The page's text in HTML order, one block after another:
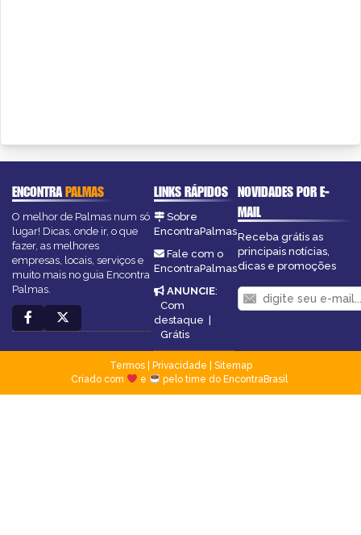
ENCONTRAPALMAS
O melhor de Palmas num só
lugar! Dicas, onde ir, o que
fazer, as melhores
empresas, locais, serviços e
muito mais no guia Encontra
Palmas.
LINKS RÁPIDOS
Sobre
EncontraPalmas
Fale com o
EncontraPalmas
ANUNCIE:
Com
destaque |
Grátis
NOVIDADES POR E-
MAIL
Receba grátis as
principais notícias,
dicas e promoções
Termos| Privacidade
Sitemap
Criado com
e pelo time do EncontraBrasil